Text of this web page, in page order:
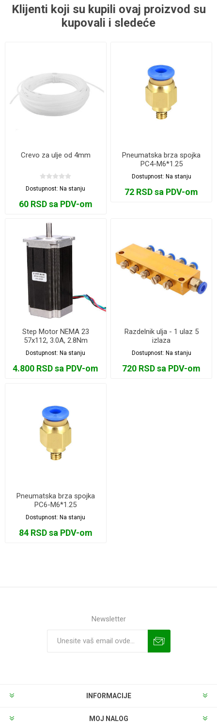
Klijenti koji su kupili ovaj proizvod su
kupovali i sledeće
Crevo za ulje od 4mm
Dostupnost:Na stanju
60 RSD sa PDV-om
Pneumatska brza spojka
PC4-M6*1.25
Dostupnost: Na stanju
72 RSD sa PDV-om
Step Motor NEMA 23
57x112, 3.0A, 2.8Nm
Dostupnost: Na stanju
4.800 RSD sa PDV-om
Razdelnik ulja - 1 ulaz 5
izlaza
Dostupnost: Na stanju
720 RSD sa PDV-om
Pneumatska brza spojka
PC6-M6*1.25
Dostupnost: Na stanju
84 RSD sa PDV-om
Newsletter
INFORMACIJE
MOJ NALOG